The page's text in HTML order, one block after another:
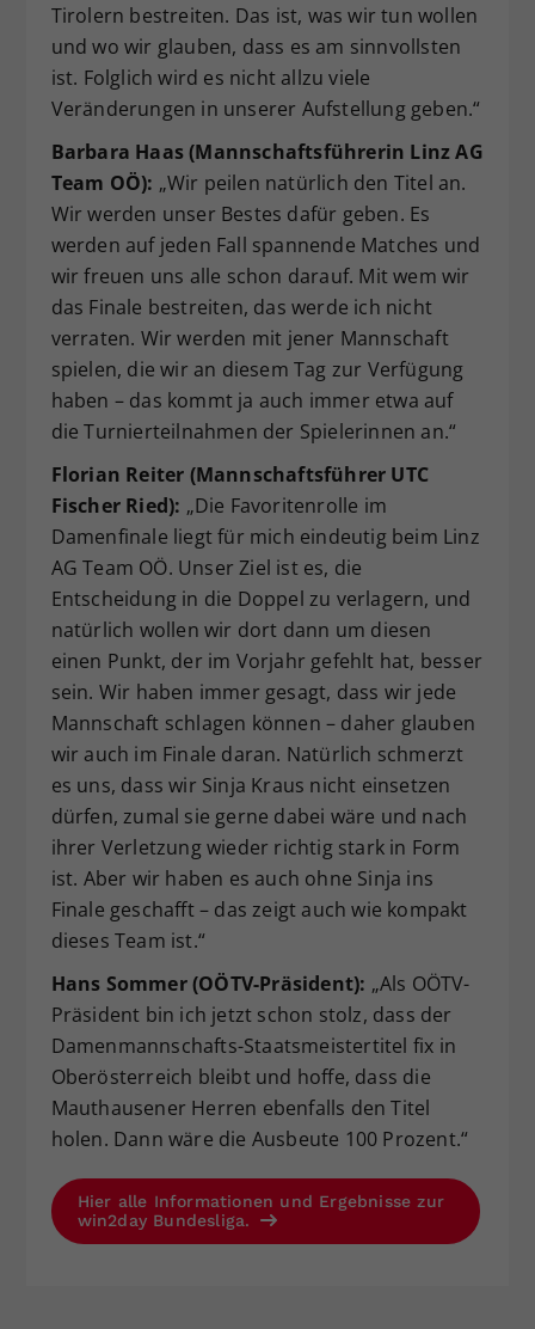
Tirolern bestreiten. Das ist, was wir tun wollen
und wo wir glauben, dass es am sinnvollsten
ist. Folglich wird es nicht allzu viele
Veränderungen in unserer Aufstellung geben.“
Barbara Haas (Mannschaftsführerin Linz AG
Team OÖ): „Wir peilen natürlich den Titel an.
Wir werden unser Bestes dafür geben. Es
werden auf jeden Fall spannende Matches und
wir freuen uns alle schon darauf. Mit wem wir
das Finale bestreiten, das werde ich nicht
verraten. Wir werden mit jener Mannschaft
spielen, die wir an diesem Tag zur Verfügung
haben – das kommt ja auch immer etwa auf
die Turnierteilnahmen der Spielerinnen an.“
Florian Reiter (Mannschaftsführer UTC
Fischer Ried): „Die Favoritenrolle im
Damenfinale liegt für mich eindeutig beim Linz
AG Team OÖ. Unser Ziel ist es, die
Entscheidung in die Doppel zu verlagern, und
natürlich wollen wir dort dann um diesen
einen Punkt, der im Vorjahr gefehlt hat, besser
sein. Wir haben immer gesagt, dass wir jede
Mannschaft schlagen können – daher glauben
wir auch im Finale daran. Natürlich schmerzt
es uns, dass wir Sinja Kraus nicht einsetzen
dürfen, zumal sie gerne dabei wäre und nach
ihrer Verletzung wieder richtig stark in Form
ist. Aber wir haben es auch ohne Sinja ins
Finale geschafft – das zeigt auch wie kompakt
dieses Team ist.“
Hans Sommer (OÖTV-Präsident): „Als OÖTV-
Präsident bin ich jetzt schon stolz, dass der
Damenmannschafts-Staatsmeistertitel fix in
Oberösterreich bleibt und hoffe, dass die
Mauthausener Herren ebenfalls den Titel
holen. Dann wäre die Ausbeute 100 Prozent.“
Hier alle Informationen und Ergebnisse zur
win2day Bundesliga.